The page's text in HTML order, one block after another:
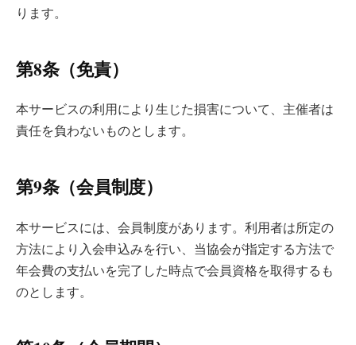
ります。
第8条（免責）
本サービスの利用により生じた損害について、主催者は
責任を負わないものとします。
第9条（会員制度）
本サービスには、会員制度があります。利用者は所定の
方法により入会申込みを行い、当協会が指定する方法で
年会費の支払いを完了した時点で会員資格を取得するも
のとします。